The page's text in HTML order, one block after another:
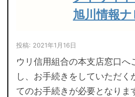
旭川情報
投稿: 2021年1月16日
ウリ信用組合の本支店窓口へ
し、お手続きをしていただく
てのお手続きが必要となりま